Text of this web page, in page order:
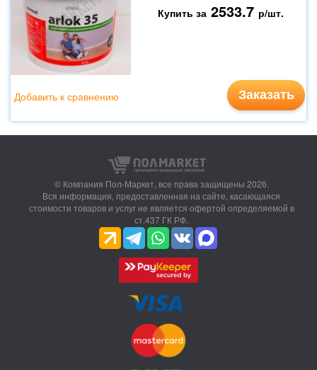
Купить за 2533.7 р/шт.
Заказать
Добавить к сравнению
© Компания Пол-Маркет, все права защищены 2026.
Вся информация, предоставленная на сайте, касающаяся
стоимости товаров и услуг не является офертой определяемой в
ст.437 ГК РФ.